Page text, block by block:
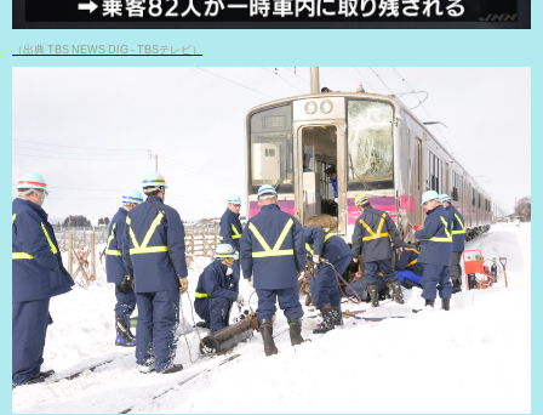
（出典 TBS NEWS DIG - TBSテレビ）